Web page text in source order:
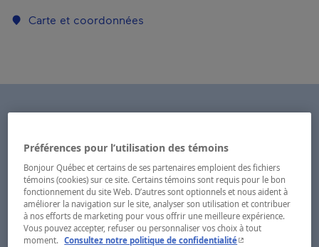
Carte et coordonnées
Préférences pour l’utilisation des témoins
Bonjour Québec et certains de ses partenaires emploient des fichiers
témoins (cookies) sur ce site. Certains témoins sont requis pour le bon
fonctionnement du site Web. D’autres sont optionnels et nous aident à
améliorer la navigation sur le site, analyser son utilisation et contribuer
à nos efforts de marketing pour vous offrir une meilleure expérience.
Vous pouvez accepter, refuser ou personnaliser vos choix à tout
moment. Consultez notre politique de confidentialité- Cet hyperlien